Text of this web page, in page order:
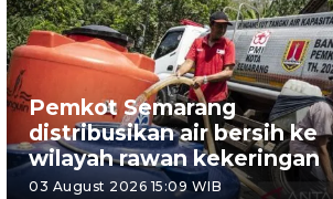
Pemkot Semarang
distribusikan air bersih ke
wilayah rawan kekeringan
03 August 2026 15:09 WIB